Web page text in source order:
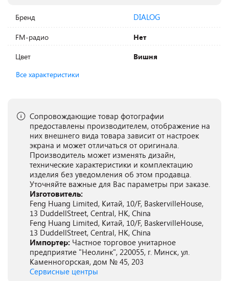
Бренд DIALOG
FM-радио
Нет
Цвет
Вишня
Все характеристики
Сопровождающие товар фотографии
предоставлены производителем, отображение на
них внешнего вида товара зависит от настроек
экрана и может отличаться от оригинала.
Производитель может изменять дизайн,
технические характеристики и комплектацию
изделия без уведомления об этом продавца.
Уточняйте важные для Вас параметры при заказе.
Изготовитель:
Feng Huang Limited, Китай, 10/F, BaskervilleHouse,
13 DuddellStreet, Central, HK, China
Feng Huang Limited, Китай, 10/F, BaskervilleHouse,
13 DuddellStreet, Central, HK, China
Импортер: Частное торговое унитарное
предприятие "Неолинк", 220055, г. Минск, ул.
Каменногорская, дом № 45, 203
Сервисные центры